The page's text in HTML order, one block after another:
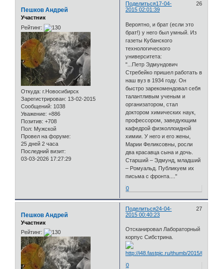
Поделиться 26
17-04-
2015 02:01:39
Пешков Андрей
Участник
Рейтинг:
Откуда: г.Новосибирск
Зарегистрирован: 13-02-2015
Сообщений: 1038
Уважение: +886
Позитив: +708
Пол: Мужской
Провел на форуме:
25 дней 2 часа
Последний визит:
03-03-2026 17:27:29
Вероятно, и брат (если это
брат!) у него был умный. Из
газеты Кубанского
технологического
университета:
"...Петр Эдмундович
Стребейко пришел работать в
наш вуз в 1934 году. Он
быстро зарекомендовал себя
талантливым ученым и
организатором, стал
доктором химических наук,
профессором, заведующим
кафедрой физколлоидной
химии. У него и его жены,
Марии Феликсовны, росли
два красавца сына и дочь.
Старший – Эдмунд, младший
– Ромуальд. Публикуем их
письма с фронта...."
0
Поделиться 27
24-04-
2015 00:40:23
Пешков Андрей
Участник
Рейтинг:
Отсканировал Лабораторный
корпус Сибстрина.
0